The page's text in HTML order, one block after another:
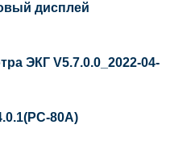
дисплей
ЭКГ V5.7.0.0_2022-04-
80A)